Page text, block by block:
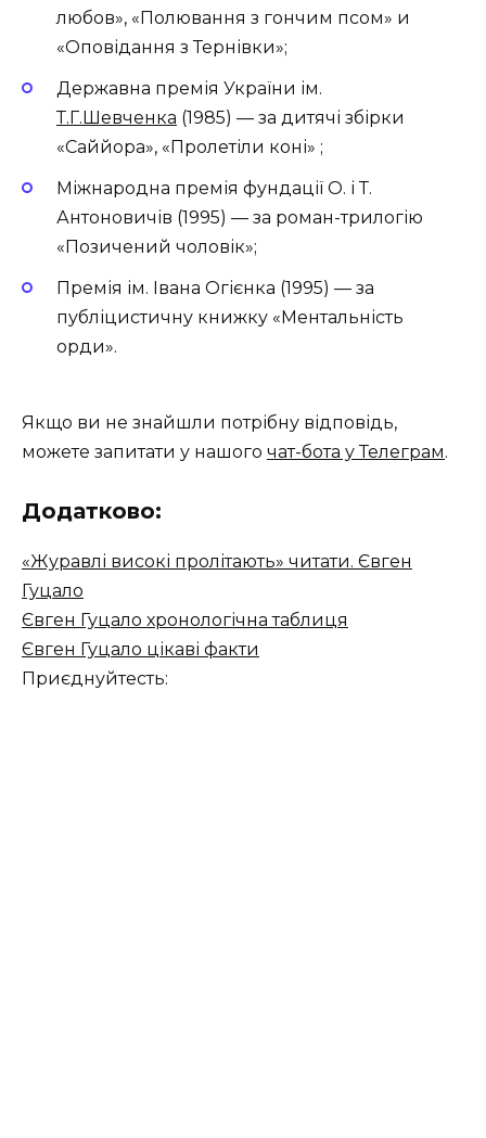
любов», «Полювання з гончим псом» и
«Оповідання з Тернівки»;
Державна премія України ім.
Т.Г.Шевченка (1985) — за дитячі збірки
«Саййора», «Пролетіли коні» ;
Міжнародна премія фундації О. і Т.
Антоновичів (1995) — за роман-трилогію
«Позичений чоловік»;
Премія ім. Івана Огієнка (1995) — за
публіцистичну книжку «Ментальність
орди».
Якщо ви не знайшли потрібну відповідь,
можете запитати у нашого чат-бота у Телеграм.
Додатково:
«Журавлі високі пролітають» читати. Євген
Гуцало
Євген Гуцало хронологічна таблиця
Євген Гуцало цікаві факти
Приєднуйтесть: